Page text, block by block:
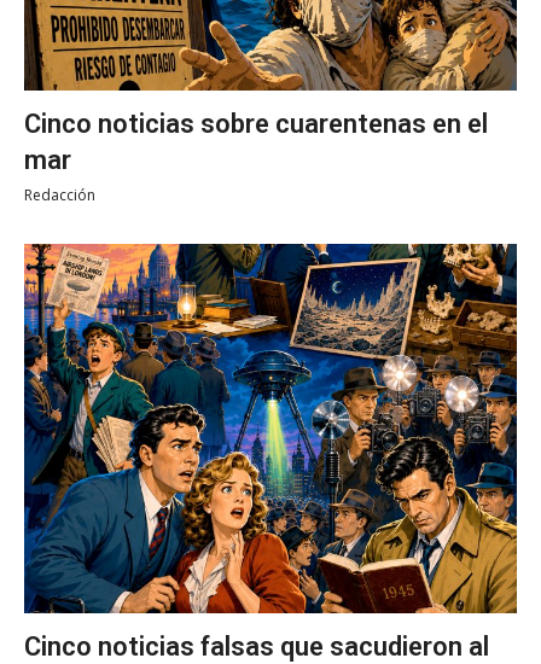
Cinco noticias sobre cuarentenas en el
mar
Redacción
Cinco noticias falsas que sacudieron al